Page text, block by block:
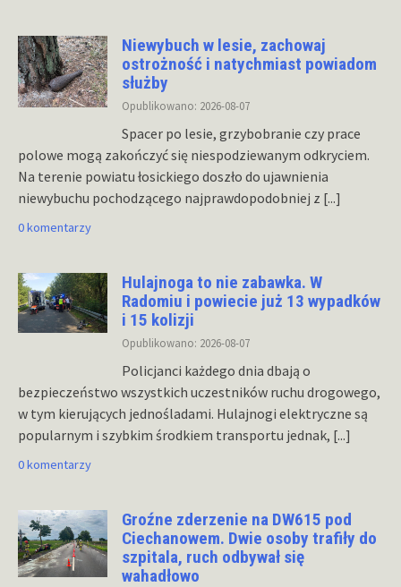
Niewybuch w lesie, zachowaj
ostrożność i natychmiast powiadom
służby
Opublikowano: 2026-08-07
Spacer po lesie, grzybobranie czy prace
polowe mogą zakończyć się niespodziewanym odkryciem.
Na terenie powiatu łosickiego doszło do ujawnienia
niewybuchu pochodzącego najprawdopodobniej z [...]
0 komentarzy
Hulajnoga to nie zabawka. W
Radomiu i powiecie już 13 wypadków
i 15 kolizji
Opublikowano: 2026-08-07
Policjanci każdego dnia dbają o
bezpieczeństwo wszystkich uczestników ruchu drogowego,
w tym kierujących jednośladami. Hulajnogi elektryczne są
popularnym i szybkim środkiem transportu jednak, [...]
0 komentarzy
Groźne zderzenie na DW615 pod
Ciechanowem. Dwie osoby trafiły do
szpitala, ruch odbywał się
wahadłowo